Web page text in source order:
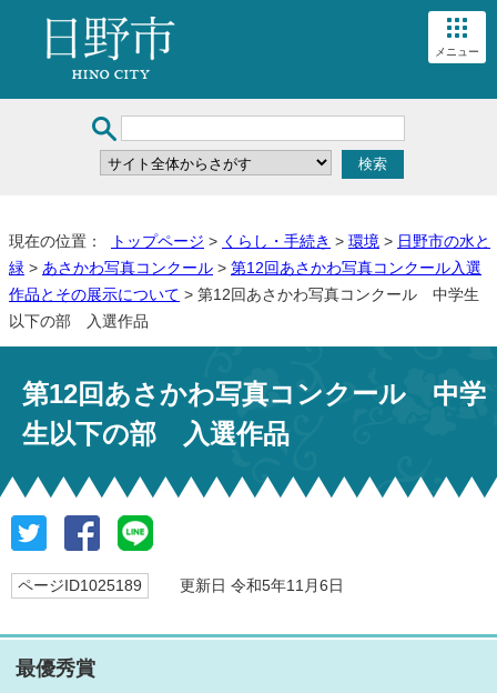
メニュー
現在の位置： トップページ > くらし・手続き > 環境 > 日野市の水と
緑 > あさかわ写真コンクール > 第12回あさかわ写真コンクール入選
作品とその展示について > 第12回あさかわ写真コンクール 中学生
以下の部 入選作品
第12回あさかわ写真コンクール 中学
生以下の部 入選作品
ページID1025189 更新日 令和5年11月6日
最優秀賞